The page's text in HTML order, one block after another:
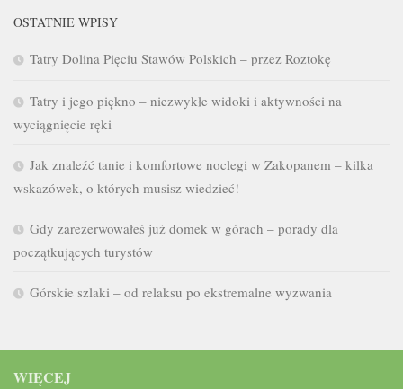
OSTATNIE WPISY
Tatry Dolina Pięciu Stawów Polskich – przez Roztokę
Tatry i jego piękno – niezwykłe widoki i aktywności na
wyciągnięcie ręki
Jak znaleźć tanie i komfortowe noclegi w Zakopanem – kilka
wskazówek, o których musisz wiedzieć!
Gdy zarezerwowałeś już domek w górach – porady dla
początkujących turystów
Górskie szlaki – od relaksu po ekstremalne wyzwania
WIĘCEJ